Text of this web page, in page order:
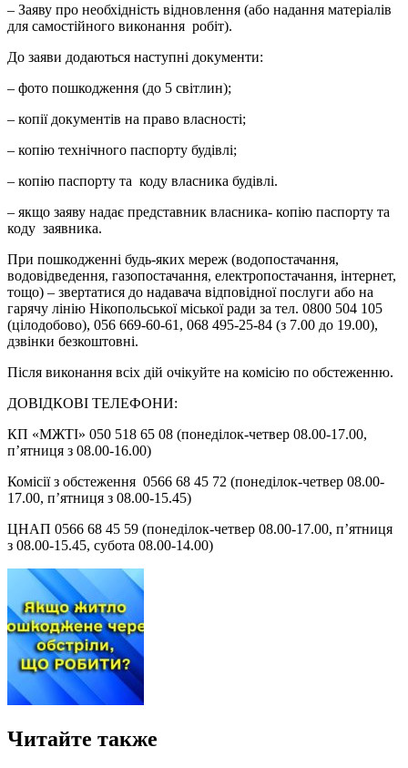
– Заяву про необхідність відновлення (або надання матеріалів
для самостійного виконання робіт).
До заяви додаються наступні документи:
– фото пошкодження (до 5 світлин);
– копії документів на право власності;
– копію технічного паспорту будівлі;
– копію паспорту та коду власника будівлі.
– якщо заяву надає представник власника- копію паспорту та
коду заявника.
При пошкодженні будь-яких мереж (водопостачання,
водовідведення, газопостачання, електропостачання, інтернет,
тощо) – звертатися до надавача відповідної послуги або на
гарячу лінію Нікопольської міської ради за тел. 0800 504 105
(цілодобово), 056 669-60-61, 068 495-25-84 (з 7.00 до 19.00),
дзвінки безкоштовні.
Після виконання всіх дій очікуйте на комісію по обстеженню.
ДОВІДКОВІ ТЕЛЕФОНИ:
КП «МЖТІ» 050 518 65 08 (понеділок-четвер 08.00-17.00,
п’ятниця з 08.00-16.00)
Комісії з обстеження 0566 68 45 72 (понеділок-четвер 08.00-
17.00, п’ятниця з 08.00-15.45)
ЦНАП 0566 68 45 59 (понеділок-четвер 08.00-17.00, п’ятниця
з 08.00-15.45, субота 08.00-14.00)
Читайте также